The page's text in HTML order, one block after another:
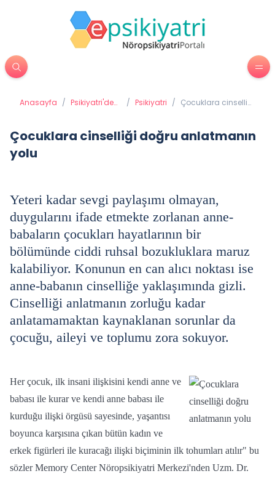
Anasayfa / Psikiyatri'de
/ Psikiyatri / Çocuklara cinselliği
Çocuklara cinselliği doğru anlatmanın
yolu
Yeteri kadar sevgi paylaşımı olmayan,
duygularını ifade etmekte zorlanan anne-
babaların çocukları hayatlarının bir
bölümünde ciddi ruhsal bozukluklara maruz
kalabiliyor. Konunun en can alıcı noktası ise
anne-babanın cinselliğe yaklaşımında gizli.
Cinselliği anlatmanın zorluğu kadar
anlatamamaktan kaynaklanan sorunlar da
çocuğu, aileyi ve toplumu zora sokuyor.
Her çocuk, ilk insani ilişkisini kendi anne ve
babası ile kurar ve kendi anne babası ile
kurduğu ilişki örgüsü sayesinde, yaşantısı
boyunca karşısına çıkan bütün kadın ve
erkek figürleri ile kuracağı ilişki biçiminin ilk tohumları atılır" bu
sözler Memory Center Nöropsikiyatri Merkezi'nden Uzm. Dr.